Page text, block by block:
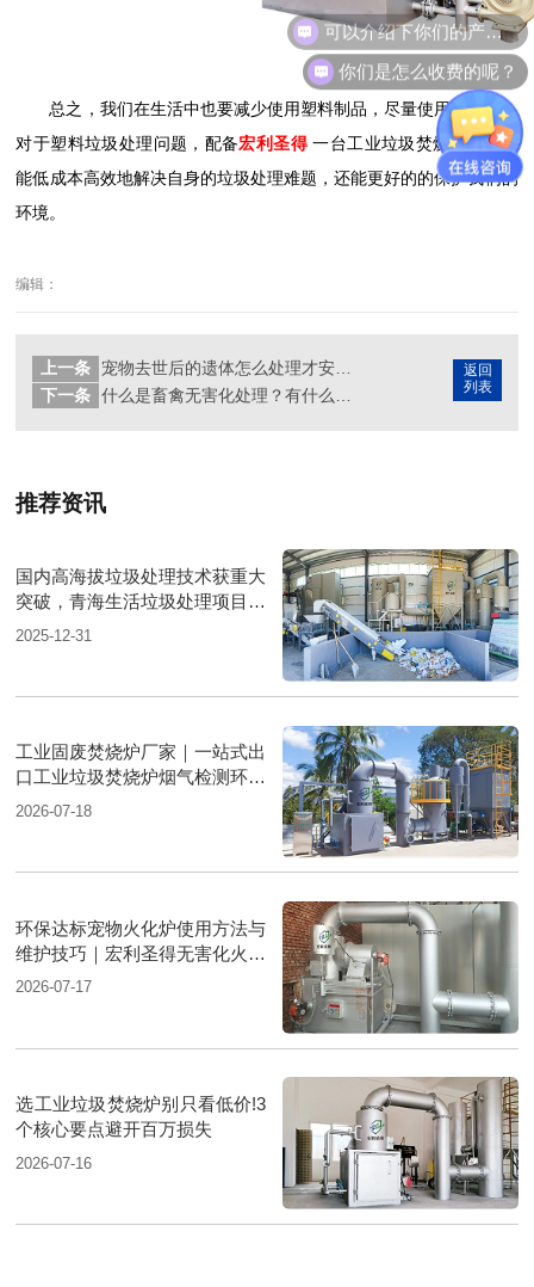
总之，我们在生活中也要减少使用塑料制品，尽量使用环保袋。
对于塑料垃圾处理问题，配备宏利圣得 一台工业垃圾焚烧炉，不仅
能低成本高效地解决自身的垃圾处理难题，还能更好的的保护我们的
环境。
编辑：
返回
列表
上一条
宠物去世后的遗体怎么处理才安全？
下一条
推荐资讯
国内高海拔垃圾处理技术获重大
突破，青海生活垃圾处理项目树
行业新标杆
2025-12-31
工业固废焚烧炉厂家｜一站式出
口工业垃圾焚烧炉烟气检测环保
达标
2026-07-18
环保达标宠物火化炉使用方法与
维护技巧｜宏利圣得无害化火化
设备科普
2026-07-17
选工业垃圾焚烧炉别只看低价!3
个核心要点避开百万损失
2026-07-16
可以介绍下你们的产品么？
你们是怎么收费的呢？